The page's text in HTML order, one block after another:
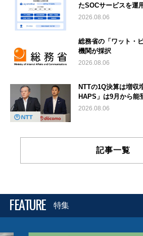
たSOCサービスを運
2026.08.06
総務省の「ワット・
機関が採択
2026.08.06
NTTの1Q決算は増
HAPS」は9月から能
2026.08.06
記事一覧
FEATURE 特集